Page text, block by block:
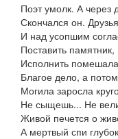
Поэт умолк. А через
Скончался он.
И над усопшим
Поставить
Исполнить
Благое дело, а потом
Могила заросла
Не сыщешь... Не
Живой печется о
А мертвый спи